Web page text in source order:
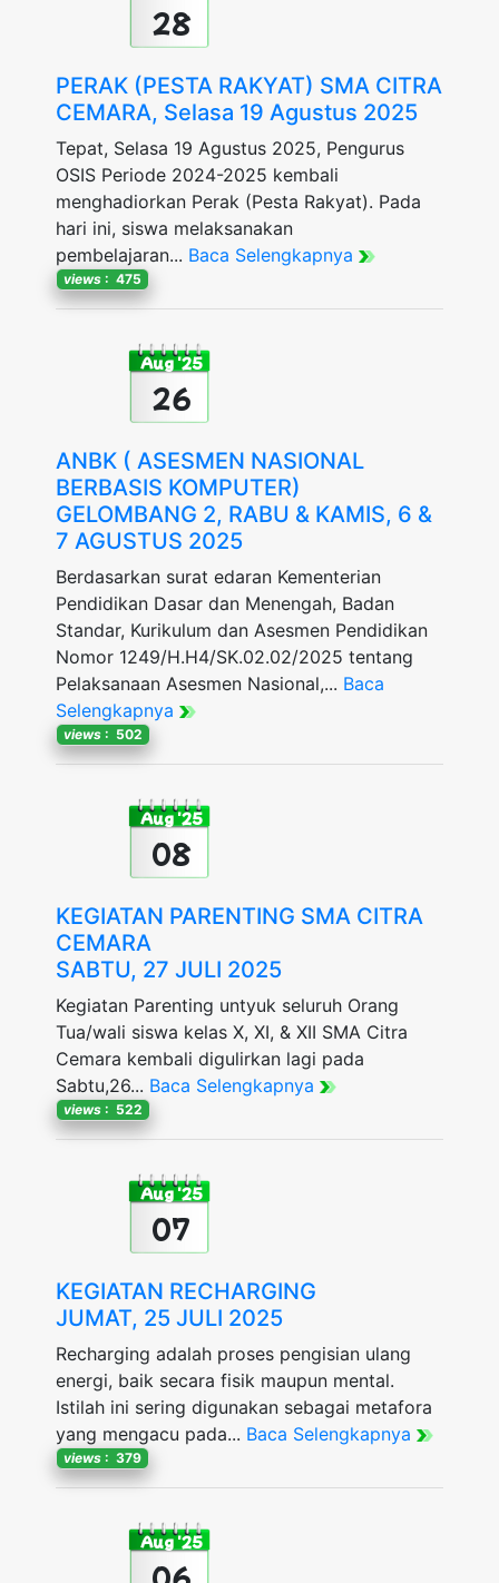
28
PERAK (PESTA RAKYAT) SMA CITRA
CEMARA, Selasa 19 Agustus 2025
Tepat, Selasa 19 Agustus 2025, Pengurus
OSIS Periode 2024-2025 kembali
menghadiorkan Perak (Pesta Rakyat). Pada
hari ini, siswa melaksanakan
pembelajaran... Baca Selengkapnya
views : 475
Aug '25
26
ANBK ( ASESMEN NASIONAL
BERBASIS KOMPUTER)
GELOMBANG 2, RABU & KAMIS, 6 &
7 AGUSTUS 2025
Berdasarkan surat edaran Kementerian
Pendidikan Dasar dan Menengah, Badan
Standar, Kurikulum dan Asesmen Pendidikan
Nomor 1249/H.H4/SK.02.02/2025 tentang
Pelaksanaan Asesmen Nasional,... Baca
Selengkapnya
views : 502
Aug '25
08
KEGIATAN PARENTING SMA CITRA
CEMARA
SABTU, 27 JULI 2025
Kegiatan Parenting untyuk seluruh Orang
Tua/wali siswa kelas X, XI, & XII SMA Citra
Cemara kembali digulirkan lagi pada
Sabtu,26... Baca Selengkapnya
views : 522
Aug '25
07
KEGIATAN RECHARGING
JUMAT, 25 JULI 2025
Recharging adalah proses pengisian ulang
energi, baik secara fisik maupun mental.
Istilah ini sering digunakan sebagai metafora
yang mengacu pada... Baca Selengkapnya
views : 379
Aug '25